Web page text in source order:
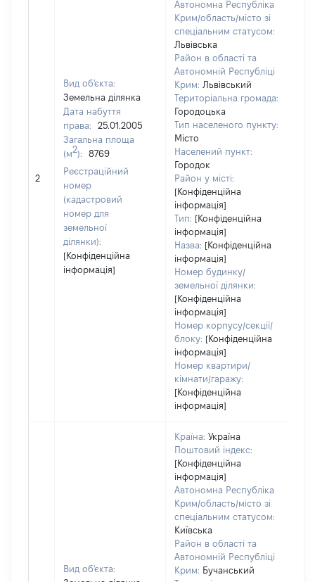
2
Вид об'єкта:
Земельна ділянка
Дата набуття
права:
25.01.2005
Загальна площа
(м2):
8769
Реєстраційний
номер
(кадастровий
номер для
земельної
ділянки):
[Конфіденційна
інформація]
Автономна Республіка
Крим/область/місто зі
спеціальним статусом:
Львівська
Район в області та
Автономній Республіці
Крим: Львівський
Територіальна громада:
Городоцька
Тип населеного пункту:
Місто
Населений пункт:
Городок
Район у місті:
[Конфіденційна
інформація]
Тип: [Конфіденційна
інформація]
Назва: [Конфіденційна
інформація]
Номер будинку/
земельної ділянки:
[Конфіденційна
інформація]
Номер корпусу/секції/
блоку: [Конфіденційна
інформація]
Номер квартири/
кімнати/гаражу:
[Конфіденційна
інформація]
Вид об'єкта:
Країна: Україна
Поштовий індекс:
[Конфіденційна
інформація]
Автономна Республіка
Крим/область/місто зі
спеціальним статусом:
Київська
Район в області та
Автономній Республіці
Крим: Бучанський